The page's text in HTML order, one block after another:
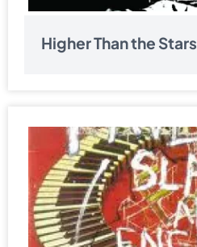
Higher Than the Stars